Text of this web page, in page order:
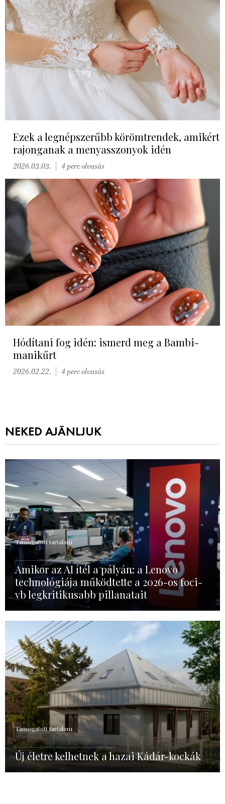
Ezek a legnépszerűbb körömtrendek, amikért
rajonganak a menyasszonyok idén
2026.03.03. 4 perc olvasás
Hódítani fog idén: ismerd meg a Bambi-
manikűrt
2026.02.22. 4 perc olvasás
NEKED AJÁNLJUK
Támogatott tartalom
Amikor az AI ítél a pályán: a Lenovo
technológiája működtette a 2026-os foci-
vb legkritikusabb pillanatait
Támogatott tartalom
Új életre kelhetnek a hazai Kádár-kockák